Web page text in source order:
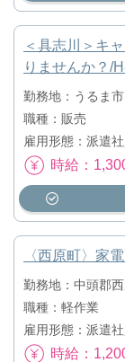
＜具志川＞キ
りませんか？/
勤務地：うるま市
職種：販売
雇用形態：派遣社
時給：
〈西原町〉家
勤務地：中頭郡
職種：軽作業
雇用形態：派遣社
時給：